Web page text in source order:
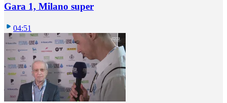
Gara 1, Milano super
04:51